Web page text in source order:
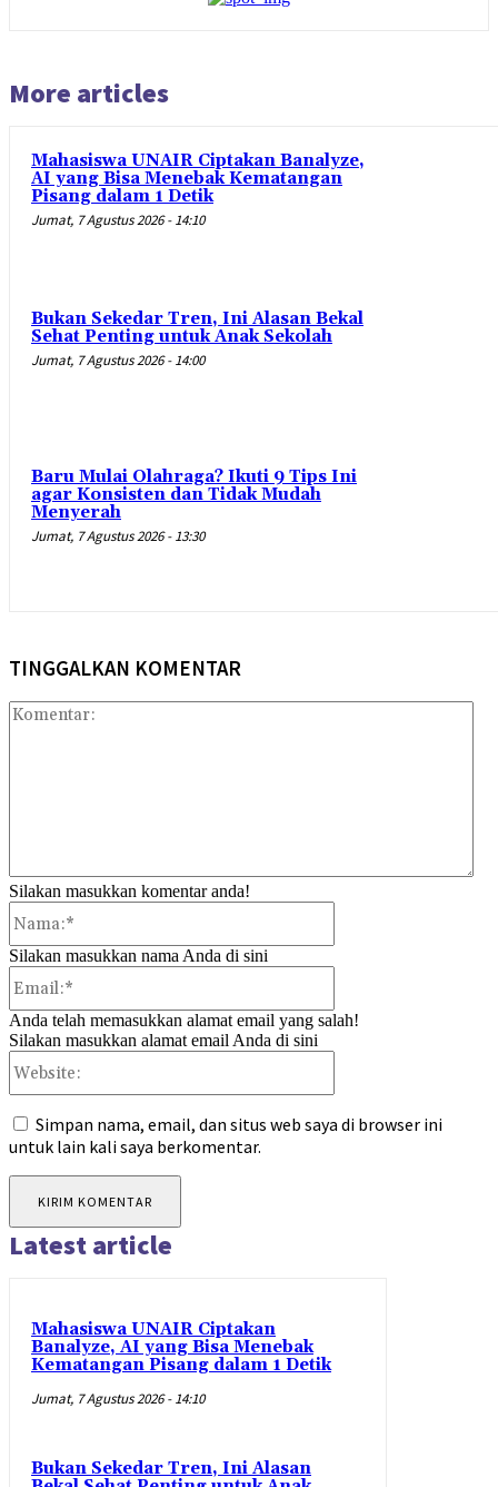
More articles
Mahasiswa UNAIR Ciptakan Banalyze,
AI yang Bisa Menebak Kematangan
Pisang dalam 1 Detik
Jumat, 7 Agustus 2026 - 14:10
Bukan Sekedar Tren, Ini Alasan Bekal
Sehat Penting untuk Anak Sekolah
Jumat, 7 Agustus 2026 - 14:00
Baru Mulai Olahraga? Ikuti 9 Tips Ini
agar Konsisten dan Tidak Mudah
Menyerah
Jumat, 7 Agustus 2026 - 13:30
TINGGALKAN KOMENTAR
Silakan masukkan komentar anda!
Silakan masukkan nama Anda di sini
Anda telah memasukkan alamat email yang salah!
Silakan masukkan alamat email Anda di sini
Simpan nama, email, dan situs web saya di browser ini
untuk lain kali saya berkomentar.
Latest article
Mahasiswa UNAIR Ciptakan
Banalyze, AI yang Bisa Menebak
Kematangan Pisang dalam 1 Detik
Jumat, 7 Agustus 2026 - 14:10
Bukan Sekedar Tren, Ini Alasan